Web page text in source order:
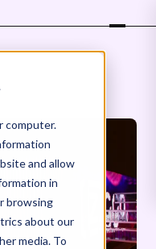
computer.
and allow
in
browsing
about our
media. To